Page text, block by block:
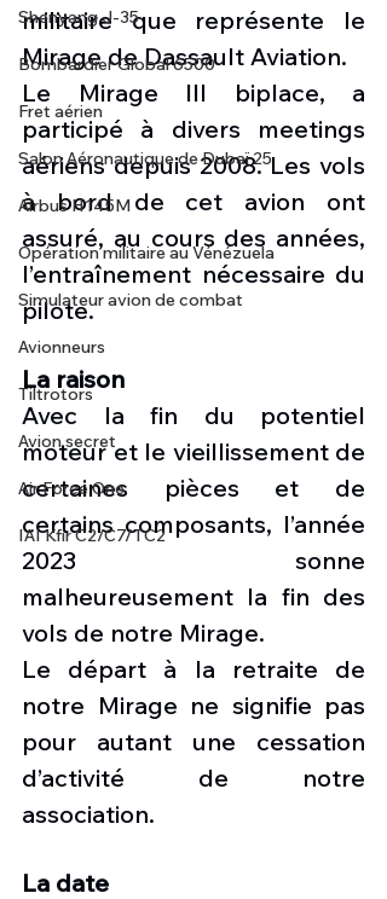
Shenyang J-35
Bombardier Global 6500
Fret aérien
Salon Aéronautique de Dubaï 25
Airbus H145M
Opération militaire au Vénézuela
Simulateur avion de combat
Avionneurs
Tiltrotors
Avion secret
Air Force One
IAI Kfir C2/C7/TC2
militaire que représente le
Mirage de Dassault Aviation.
Le Mirage III biplace, a
participé à divers meetings
aériens depuis 2008. Les vols
à bord de cet avion ont
assuré, au cours des années,
l’entraînement nécessaire du
pilote.
La raison
Avec la fin du potentiel
moteur et le vieillissement de
certaines pièces et de
certains composants, l’année
2023 sonne
malheureusement la fin des
vols de notre Mirage.
Le départ à la retraite de
notre Mirage ne signifie pas
pour autant une cessation
d’activité de notre
association.
La date